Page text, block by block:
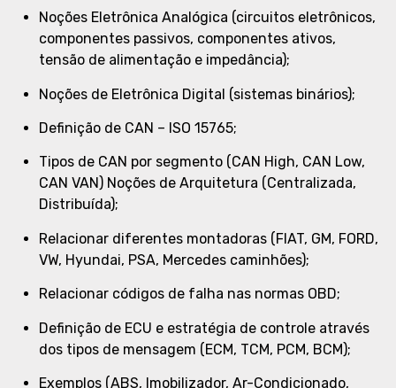
Noções Eletrônica Analógica (circuitos eletrônicos,
componentes passivos, componentes ativos,
tensão de alimentação e impedância);
Noções de Eletrônica Digital (sistemas binários);
Definição de CAN – ISO 15765;
Tipos de CAN por segmento (CAN High, CAN Low,
CAN VAN) Noções de Arquitetura (Centralizada,
Distribuída);
Relacionar diferentes montadoras (FIAT, GM, FORD,
VW, Hyundai, PSA, Mercedes caminhões);
Relacionar códigos de falha nas normas OBD;
Definição de ECU e estratégia de controle através
dos tipos de mensagem (ECM, TCM, PCM, BCM);
Exemplos (ABS, Imobilizador, Ar-Condicionado,